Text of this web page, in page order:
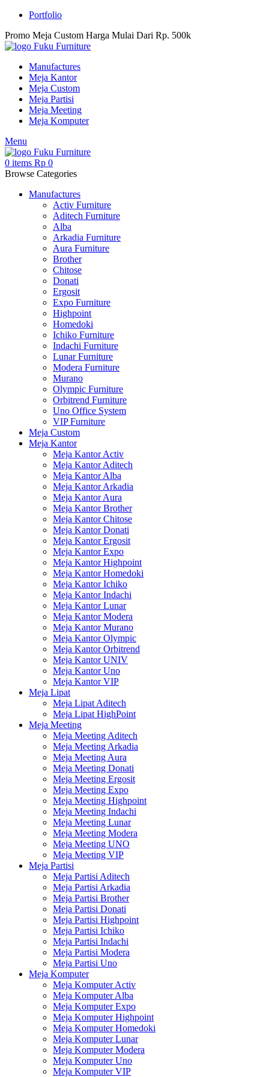
Portfolio
Promo Meja Custom Harga Mulai Dari Rp. 500k
Manufactures
Meja Kantor
Meja Custom
Meja Partisi
Meja Meeting
Meja Komputer
Menu
0 items Rp 0
Browse Categories
Manufactures
Activ Furniture
Aditech Furniture
Alba
Arkadia Furniture
Aura Furniture
Brother
Chitose
Donati
Ergosit
Expo Furniture
Highpoint
Homedoki
Ichiko Furniture
Indachi Furniture
Lunar Furniture
Modera Furniture
Murano
Olympic Furniture
Orbitrend Furniture
Uno Office System
VIP Furniture
Meja Custom
Meja Kantor
Meja Kantor Activ
Meja Kantor Aditech
Meja Kantor Alba
Meja Kantor Arkadia
Meja Kantor Aura
Meja Kantor Brother
Meja Kantor Chitose
Meja Kantor Donati
Meja Kantor Ergosit
Meja Kantor Expo
Meja Kantor Highpoint
Meja Kantor Homedoki
Meja Kantor Ichiko
Meja Kantor Indachi
Meja Kantor Lunar
Meja Kantor Modera
Meja Kantor Murano
Meja Kantor Olympic
Meja Kantor Orbitrend
Meja Kantor UNIV
Meja Kantor Uno
Meja Kantor VIP
Meja Lipat
Meja Lipat Aditech
Meja Lipat HighPoint
Meja Meeting
Meja Meeting Aditech
Meja Meeting Arkadia
Meja Meeting Aura
Meja Meeting Donati
Meja Meeting Ergosit
Meja Meeting Expo
Meja Meeting Highpoint
Meja Meeting Indachi
Meja Meeting Lunar
Meja Meeting Modera
Meja Meeting UNO
Meja Meeting VIP
Meja Partisi
Meja Partisi Aditech
Meja Partisi Arkadia
Meja Partisi Brother
Meja Partisi Donati
Meja Partisi Highpoint
Meja Partisi Ichiko
Meja Partisi Indachi
Meja Partisi Modera
Meja Partisi Uno
Meja Komputer
Meja Komputer Activ
Meja Komputer Alba
Meja Komputer Expo
Meja Komputer Highpoint
Meja Komputer Homedoki
Meja Komputer Lunar
Meja Komputer Modera
Meja Komputer Uno
Meja Komputer VIP